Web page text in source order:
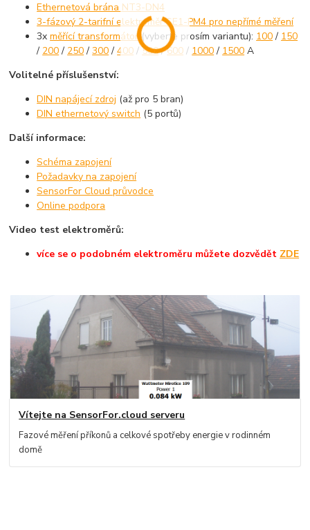
Ethernetová brána NT3-DN4
3-fázový 2-tarifní elektroměr SE1-PM4 pro nepřímé měření
3xměřící transformátor (vyberte prosím variantu): 100/ 150
/ 200/ 250/300/400 /500/600 / 1000/ 1500 A
Volitelné příslušenství:
DIN napájecí zdroj (až pro 5 bran)
DIN ethernetový switch (5 portů)
Další informace:
Schéma zapojení
Požadavky na zapojení
SensorFor Cloud průvodce
Online podpora
Video test elektroměrů:
více se o podobném elektroměru můžete dozvědět ZDE
Vítejte na SensorFor.cloud serveru
Fazové měření příkonů a celkové spotřeby energie v rodinném
domě